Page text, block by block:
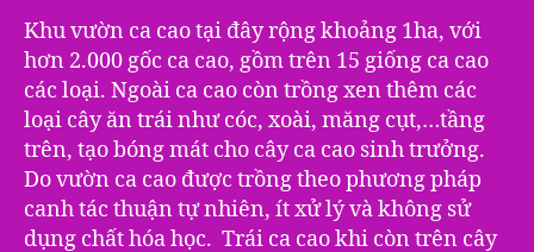
Khu vườn ca cao tại đây rộng khoảng 1ha, với
hơn 2.000 gốc ca cao, gồm trên 15 giống ca cao
các loại. Ngoài ca cao còn trồng xen thêm các
loại cây ăn trái như cóc, xoài, măng cụt,…tầng
trên, tạo bóng mát cho cây ca cao sinh trưởng.
Do vườn ca cao được trồng theo phương pháp
canh tác thuận tự nhiên, ít xử lý và không sử
dụng chất hóa học. Trái ca cao khi còn trên cây